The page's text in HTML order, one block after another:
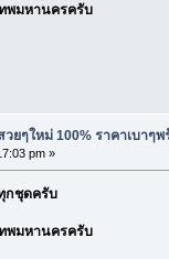
พมหานครครับ
ยๆใหม่ 100% ราคาเบาๆพ
pm »
กชุดครับ
พมหานครครับ